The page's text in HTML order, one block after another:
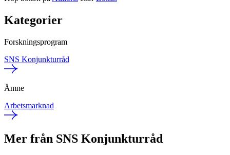
Kategorier
Forskningsprogram
SNS Konjunkturråd
Ämne
Arbetsmarknad
Mer från SNS Konjunkturråd